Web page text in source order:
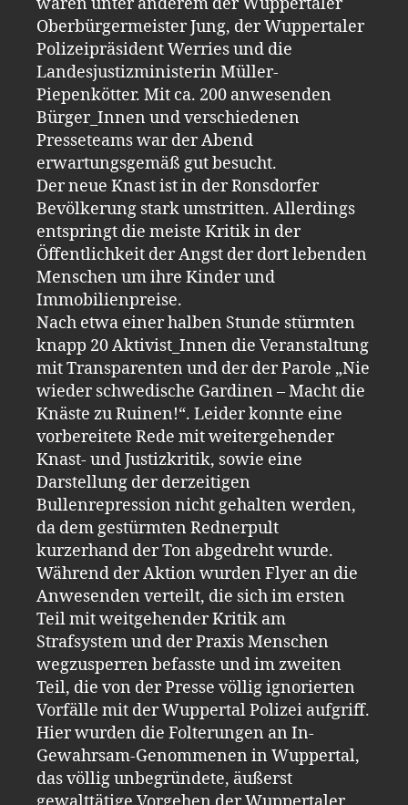
Oberbürgermeister Jung, der Wuppertaler
Polizeipräsident Werries und die
Landesjustizministerin Müller-
Piepenkötter. Mit ca. 200 anwesenden
Bürger_Innen und verschiedenen
Presseteams war der Abend
erwartungsgemäß gut besucht.
Der neue Knast ist in der Ronsdorfer
Bevölkerung stark umstritten. Allerdings
entspringt die meiste Kritik in der
Öffentlichkeit der Angst der dort lebenden
Menschen um ihre Kinder und
Immobilienpreise.
Nach etwa einer halben Stunde stürmten
knapp 20 Aktivist_Innen die Veranstaltung
mit Transparenten und der der Parole „Nie
wieder schwedische Gardinen – Macht die
Knäste zu Ruinen!“. Leider konnte eine
vorbereitete Rede mit weitergehender
Knast- und Justizkritik, sowie eine
Darstellung der derzeitigen
Bullenrepression nicht gehalten werden,
da dem gestürmten Rednerpult
kurzerhand der Ton abgedreht wurde.
Während der Aktion wurden Flyer an die
Anwesenden verteilt, die sich im ersten
Teil mit weitgehender Kritik am
Strafsystem und der Praxis Menschen
wegzusperren befasste und im zweiten
Teil, die von der Presse völlig ignorierten
Vorfälle mit der Wuppertal Polizei aufgriff.
Hier wurden die Folterungen an In-
Gewahrsam-Genommenen in Wuppertal,
das völlig unbegründete, äußerst